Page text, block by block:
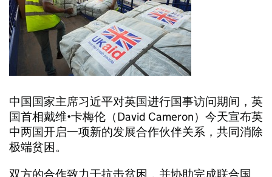
中国国家主席习近平对英国进行国事访问期间，英
国首相戴维•卡梅伦（David Cameron）今天宣布英
中两国开启一项新的发展合作伙伴关系，共同消除
极端贫困。